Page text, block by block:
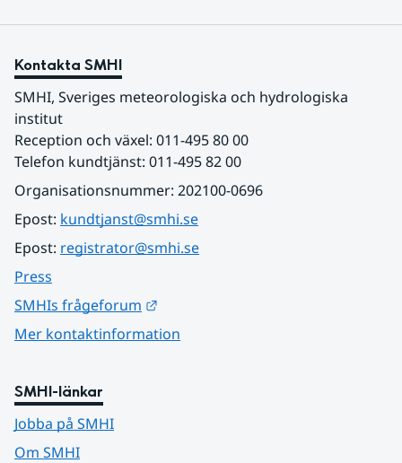
Kontakta SMHI
SMHI, Sveriges meteorologiska och hydrologiska
institut
Reception och växel: 011-495 80 00
Telefon kundtjänst: 011-495 82 00
Organisationsnummer: 202100-0696
Epost: kundtjanst@smhi.se
Epost: registrator@smhi.se
Press
SMHIs frågeforum
Mer kontaktinformation
SMHI-länkar
Jobba på SMHI
Om SMHI